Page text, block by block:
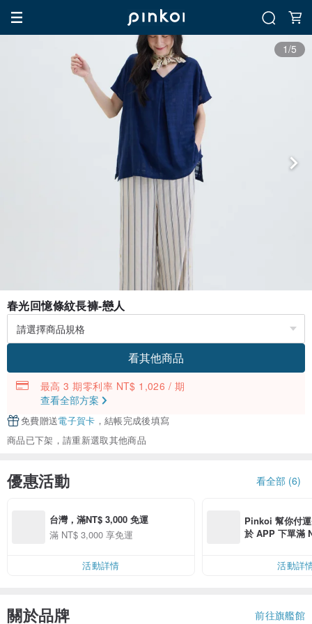
1/5
春光回憶條紋長褲-戀人
看其他商品
最高 3 期零利率 NT$ 1,026 / 期
查看全部方案
免費贈送電子賀卡 ，結帳完成後填寫
商品已下架，請重新選取其他商品
優惠活動 看全部 (6)
台灣，滿NT$ 3,000 免運
滿 NT$ 3,000 享免運
活動詳情
Pinkoi 幫你付
於 APP 下單滿
活動詳
關於品牌 前往旗艦館